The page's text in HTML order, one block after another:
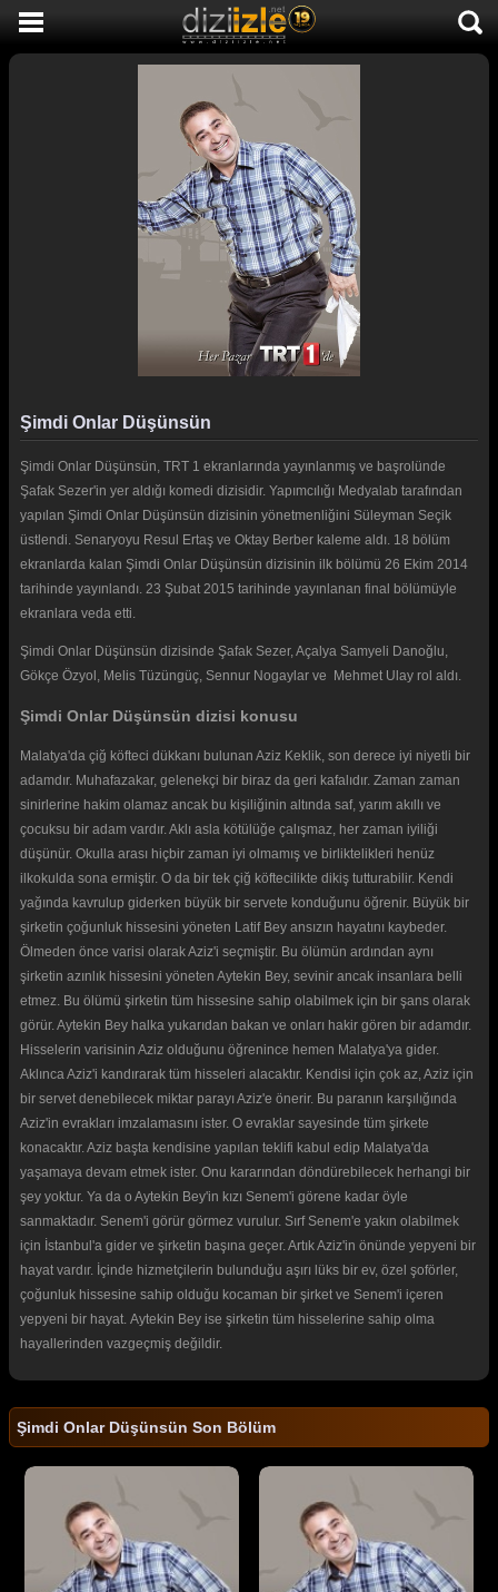
SON EKLENEN DİZİLER
GENÇLİK
DİZİ HABERLERİ
Şimdi Onlar Düşünsün
Şimdi Onlar Düşünsün, TRT 1 ekranlarında yayınlanmış ve başrolünde
Şafak Sezer'in yer aldığı komedi dizisidir. Yapımcılığı Medyalab tarafından
yapılan Şimdi Onlar Düşünsün dizisinin yönetmenliğini Süleyman Seçik
üstlendi. Senaryoyu Resul Ertaş ve Oktay Berber kaleme aldı. 18 bölüm
ekranlarda kalan Şimdi Onlar Düşünsün dizisinin ilk bölümü 26 Ekim 2014
tarihinde yayınlandı. 23 Şubat 2015 tarihinde yayınlanan final bölümüyle
ekranlara veda etti.
Şimdi Onlar Düşünsün dizisinde Şafak Sezer, Açalya Samyeli Danoğlu,
Gökçe Özyol, Melis Tüzüngüç, Sennur Nogaylar ve Mehmet Ulay rol aldı.
Şimdi Onlar Düşünsün dizisi konusu
Malatya'da çiğ köfteci dükkanı bulunan Aziz Keklik, son derece iyi niyetli bir
adamdır. Muhafazakar, gelenekçi bir biraz da geri kafalıdır. Zaman zaman
sinirlerine hakim olamaz ancak bu kişiliğinin altında saf, yarım akıllı ve
çocuksu bir adam vardır. Aklı asla kötülüğe çalışmaz, her zaman iyiliği
düşünür. Okulla arası hiçbir zaman iyi olmamış ve birliktelikleri henüz
ilkokulda sona ermiştir. O da bir tek çiğ köftecilikte dikiş tutturabilir. Kendi
yağında kavrulup giderken büyük bir servete konduğunu öğrenir. Büyük bir
şirketin çoğunluk hissesini yöneten Latif Bey ansızın hayatını kaybeder.
Ölmeden önce varisi olarak Aziz'i seçmiştir. Bu ölümün ardından aynı
şirketin azınlık hissesini yöneten Aytekin Bey, sevinir ancak insanlara belli
etmez. Bu ölümü şirketin tüm hissesine sahip olabilmek için bir şans olarak
görür. Aytekin Bey halka yukarıdan bakan ve onları hakir gören bir adamdır.
Hisselerin varisinin Aziz olduğunu öğrenince hemen Malatya'ya gider.
Aklınca Aziz'i kandırarak tüm hisseleri alacaktır. Kendisi için çok az, Aziz için
bir servet denebilecek miktar parayı Aziz'e önerir. Bu paranın karşılığında
Aziz'in evrakları imzalamasını ister. O evraklar sayesinde tüm şirkete
konacaktır. Aziz başta kendisine yapılan teklifi kabul edip Malatya'da
yaşamaya devam etmek ister. Onu kararından döndürebilecek herhangi bir
şey yoktur. Ya da o Aytekin Bey'in kızı Senem'i görene kadar öyle
sanmaktadır. Senem'i görür görmez vurulur. Sırf Senem'e yakın olabilmek
için İstanbul'a gider ve şirketin başına geçer. Artık Aziz'in önünde yepyeni bir
hayat vardır. İçinde hizmetçilerin bulunduğu aşırı lüks bir ev, özel şoförler,
çoğunluk hissesine sahip olduğu kocaman bir şirket ve Senem'i içeren
yepyeni bir hayat. Aytekin Bey ise şirketin tüm hisselerine sahip olma
hayallerinden vazgeçmiş değildir.
Şimdi Onlar Düşünsün Son Bölüm